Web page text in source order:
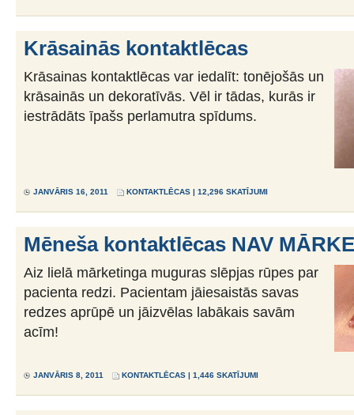
Krāsainās kontaktlēcas
Krāsainas kontaktlēcas var iedalīt: tonējošās un
krāsainās un dekoratīvās. Vēl ir tādas, kurās ir
iestrādāts īpašs perlamutra spīdums.
JANVĀRIS 16, 2011 KONTAKTLĒCAS | 12,296 SKATĪJUMI
Mēneša kontaktlēcas NAV
Aiz lielā mārketinga muguras slēpjas rūpes par
pacienta redzi. Pacientam jāiesaistās savas
redzes aprūpē un jāizvēlas labākais savām
acīm!
JANVĀRIS 8, 2011 KONTAKTLĒCAS | 1,446 SKATĪJUMI